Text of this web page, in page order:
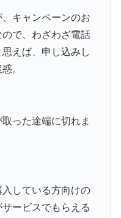
キャンペーンのお
で、わざわざ電話
えば、申し込みし
。
った途端に切れま
している方向けの
ービスでもらえる